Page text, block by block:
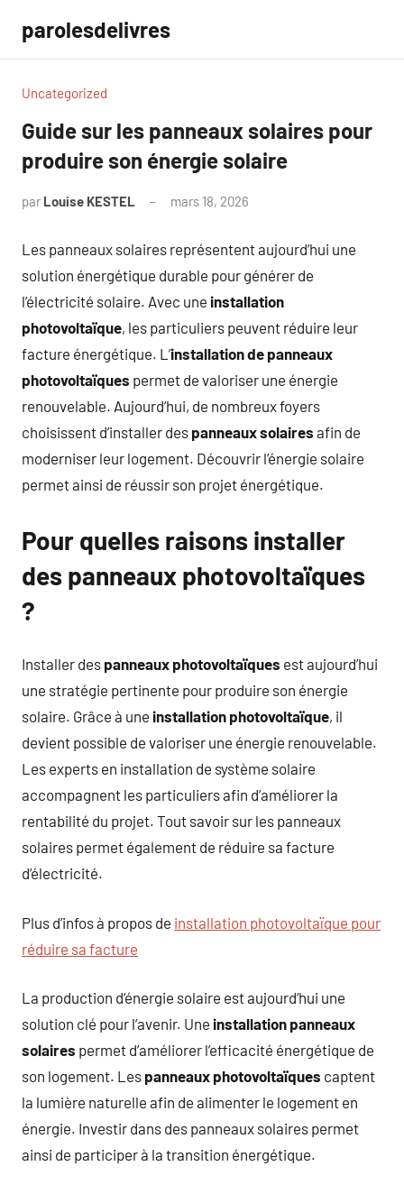
contenu
parolesdelivres
Uncategorized
Guide sur les panneaux solaires pour
produire son énergie solaire
par Louise KESTEL mars 18, 2026
Les panneaux solaires représentent aujourd’hui une
solution énergétique durable pour générer de
l’électricité solaire. Avec une installation
photovoltaïque, les particuliers peuvent réduire leur
facture énergétique. L’installation de panneaux
photovoltaïques permet de valoriser une énergie
renouvelable. Aujourd’hui, de nombreux foyers
choisissent d’installer des panneaux solaires afin de
moderniser leur logement. Découvrir l’énergie solaire
permet ainsi de réussir son projet énergétique.
Pour quelles raisons installer
des panneaux photovoltaïques
?
Installer des panneaux photovoltaïques est aujourd’hui
une stratégie pertinente pour produire son énergie
solaire. Grâce à une installation photovoltaïque, il
devient possible de valoriser une énergie renouvelable.
Les experts en installation de système solaire
accompagnent les particuliers afin d’améliorer la
rentabilité du projet. Tout savoir sur les panneaux
solaires permet également de réduire sa facture
d’électricité.
Plus d’infos à propos de installation photovoltaïque pour
réduire sa facture
La production d’énergie solaire est aujourd’hui une
solution clé pour l’avenir. Une installation panneaux
solaires permet d’améliorer l’efficacité énergétique de
son logement. Les panneaux photovoltaïques captent
la lumière naturelle afin de alimenter le logement en
énergie. Investir dans des panneaux solaires permet
ainsi de participer à la transition énergétique.